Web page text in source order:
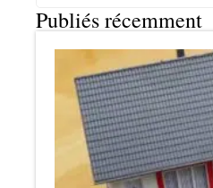
Publiés récemment